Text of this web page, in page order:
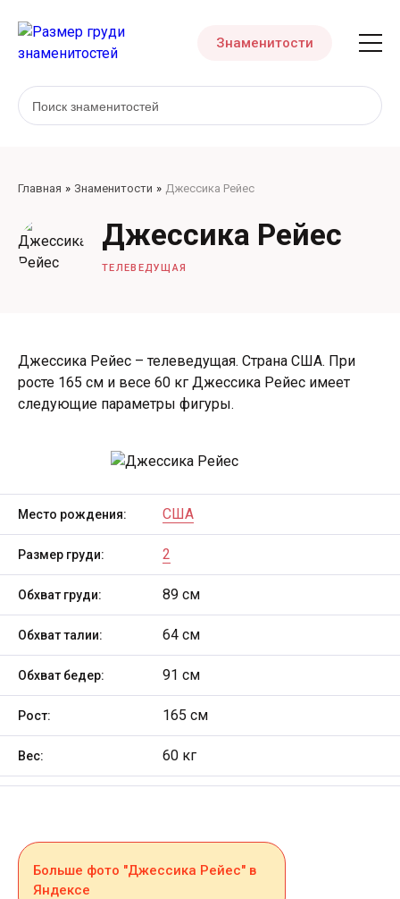
Знаменитости
Главная Знаменитости Джессика Рейес
Джессика Рейес
ТЕЛЕВЕДУЩАЯ
Джессика Рейес – телеведущая. Страна США. При
росте 165 см и весе 60 кг Джессика Рейес имеет
следующие параметры фигуры.
Место рождения: США
Размер груди: 2
Обхват груди: 89 см
Обхват талии: 64 см
Обхват бедер: 91 см
Рост: 165 см
Вес: 60 кг
Больше фото "Джессика Рейес" в
Яндексе